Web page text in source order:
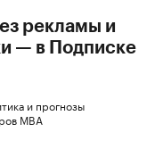
рекламы и
— в Подписке
и прогнозы
MBA